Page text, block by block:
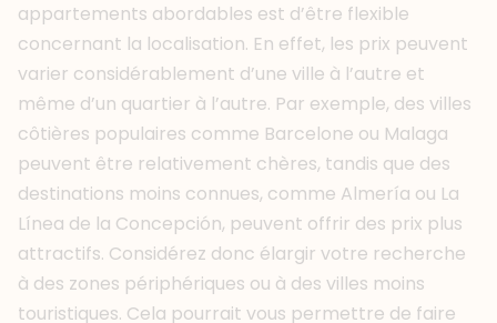
appartements abordables est d’être flexible
concernant la localisation. En effet, les prix peuvent
varier considérablement d’une ville à l’autre et
même d’un quartier à l’autre. Par exemple, des villes
côtières populaires comme Barcelone ou Malaga
peuvent être relativement chères, tandis que des
destinations moins connues, comme Almería ou La
Línea de la Concepción, peuvent offrir des prix plus
attractifs. Considérez donc élargir votre recherche
à des zones périphériques ou à des villes moins
touristiques. Cela pourrait vous permettre de faire